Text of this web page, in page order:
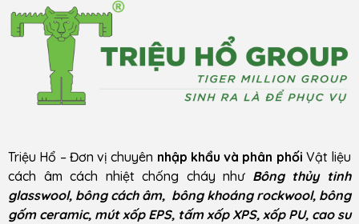
Triệu Hổ – Đơn vị chuyên nhập khẩu và phân phối Vật liệu
cách âm cách nhiệt chống cháy như Bông thủy tinh
glasswool, bông cách âm, bông khoáng rockwool, bông
gốm ceramic, mút xốp EPS, tấm xốp XPS, xốp PU, cao su